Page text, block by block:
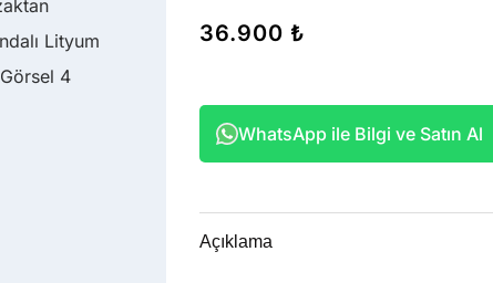
36.900 ₺
WhatsApp ile Bilgi ve Satın Al
Açıklama